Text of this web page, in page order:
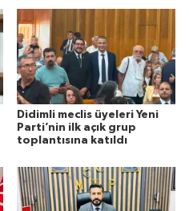
Didimli meclis üyeleri Yeni
Parti’nin ilk açık grup
toplantısına katıldı